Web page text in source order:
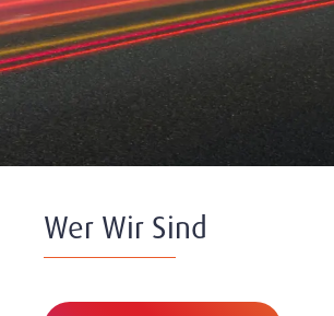
Wer Wir Sind